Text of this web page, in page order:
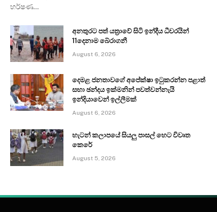
හර්ෂණ…
අනතුරට පත් යත්‍රාවේ සිටි ඉන්දීය ධීවරයින්
11දෙනාම බේරාගනී
August 6, 2026
දෙමළ ජනතාවගේ අපේක්ෂා ඉටුකරන්න පළාත්
සභා ඡන්දය ඉක්මනින් පවත්වන්නැයි
ඉන්දියාවෙන් ඉල්ලීමක්
August 6, 2026
හැටන් කලාපයේ සියලු පාසල් හෙට විවෘත
කෙරේ
August 5, 2026